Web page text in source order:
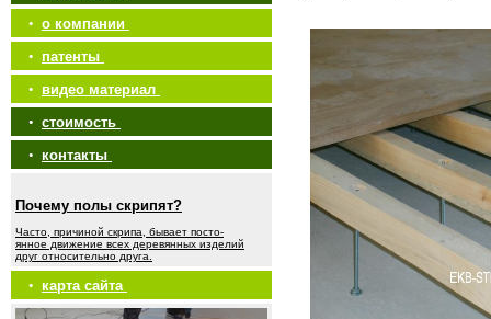
• о компании
• патенты
• видео материал
• стоимость
• контакты
Почему полы скрипят?
Часто, причиной скрипа, бывает посто-
янное движение всех деревянных изделий
друг относительно друга.
• карта сайта